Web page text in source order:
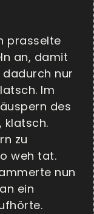
prasselte
an, damit
dadurch nur
Im
des
klatsch.
zu
weh tat.
nun
ein